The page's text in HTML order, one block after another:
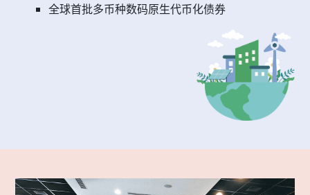
全球首批多币种数码原生代币化债券